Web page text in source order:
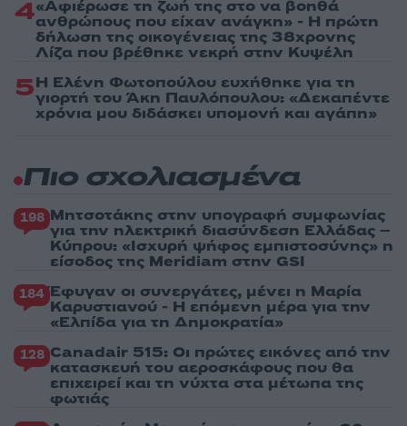
4«Αφιέρωσε τη ζωή της στο να βοηθά
ανθρώπους που είχαν ανάγκη» - Η πρώτη
δήλωση της οικογένειας της 38χρονης
Λίζα που βρέθηκε νεκρή στην Κυψέλη
5Η Ελένη Φωτοπούλου ευχήθηκε για τη
γιορτή του Άκη Παυλόπουλου: «Δεκαπέντε
χρόνια μου διδάσκει υπομονή και αγάπη»
Πιο σχολιασμένα
198 Μητσοτάκης στην υπογραφή συμφωνίας
για την ηλεκτρική διασύνδεση Ελλάδας –
Κύπρου: «Ισχυρή ψήφος εμπιστοσύνης» η
είσοδος της Meridiam στην GSI
184 Έφυγαν οι συνεργάτες, μένει η Μαρία
Καρυστιανού - Η επόμενη μέρα για την
«Ελπίδα για τη Δημοκρατία»
128 Canadair 515: Οι πρώτες εικόνες από την
κατασκευή του αεροσκάφους που θα
επιχειρεί και τη νύχτα στα μέτωπα της
φωτιάς